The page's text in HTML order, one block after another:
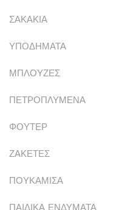
ΣΑΚΑΚΙΑ
ΥΠΟΔΗΜΑΤΑ
ΜΠΛΟΥΖΕΣ
ΠΕΤΡΟΠΛΥΜΕΝΑ
ΦΟΥΤΕΡ
ΖΑΚΕΤΕΣ
ΠΟΥΚΑΜΙΣΑ
ΠΑΙΔΙΚΑ ΕΝΔΥΜΑΤΑ